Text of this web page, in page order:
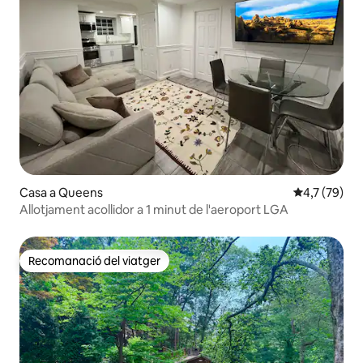
Casa a Queens 4,7 de
4,7 (79)
Allotjament acollidor a 1 minut de l'aeroport LGA
Recomanació del viatger
Recomanació del viatger